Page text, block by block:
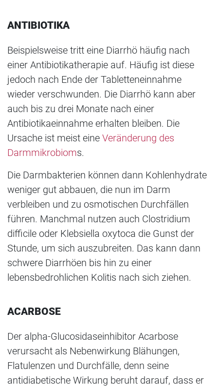
ANTIBIOTIKA
Beispielsweise tritt eine Diarrhö häufig nach
einer Antibiotikatherapie auf. Häufig ist diese
jedoch nach Ende der Tabletteneinnahme
wieder verschwunden. Die Diarrhö kann aber
auch bis zu drei Monate nach einer
Antibiotikaeinnahme erhalten bleiben. Die
Ursache ist meist eine Veränderung des
Darmmikrobioms.
Die Darmbakterien können dann Kohlenhydrate
weniger gut abbauen, die nun im Darm
verbleiben und zu osmotischen Durchfällen
führen. Manchmal nutzen auch Clostridium
difficile oder Klebsiella oxytoca die Gunst der
Stunde, um sich auszubreiten. Das kann dann
schwere Diarrhöen bis hin zu einer
lebensbedrohlichen Kolitis nach sich ziehen.
ACARBOSE
Der alpha-Glucosidaseinhibitor Acarbose
verursacht als Nebenwirkung Blähungen,
Flatulenzen und Durchfälle, denn seine
antidiabetische Wirkung beruht darauf, dass er